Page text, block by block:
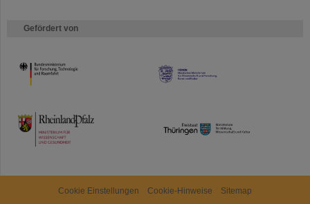
Gefördert von
HMWK
TMWWDG
Cookie Einstellungen Cookie-Hinweise
Sitemap